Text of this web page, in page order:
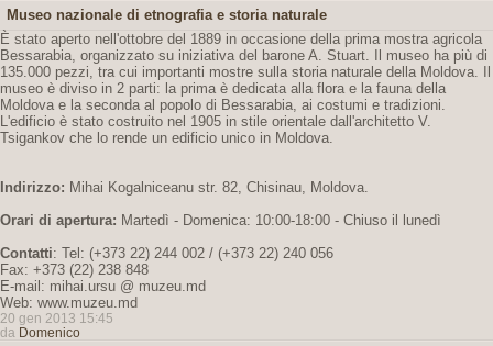
Museo nazionale di etnografia e storia naturale
È stato aperto nell'ottobre del 1889 in occasione della prima mostra agricola
Bessarabia, organizzato su iniziativa del barone A. Stuart. Il museo ha più di
135.000 pezzi, tra cui importanti mostre sulla storia naturale della Moldova. Il
museo è diviso in 2 parti: la prima è dedicata alla flora e la fauna della
Moldova e la seconda al popolo di Bessarabia, ai costumi e tradizioni.
L'edificio è stato costruito nel 1905 in stile orientale dall'architetto V.
Tsigankov che lo rende un edificio unico in Moldova.
Indirizzo: Mihai Kogalniceanu str. 82, Chisinau, Moldova.
Orari di apertura: Martedì - Domenica: 10:00-18:00 - Chiuso il lunedì
Contatti: Tel: (+373 22) 244 002 / (+373 22) 240 056
Fax: +373 (22) 238 848
E-mail: mihai.ursu @ muzeu.md
Web: www.muzeu.md
20 gen 2013 15:45
da Domenico